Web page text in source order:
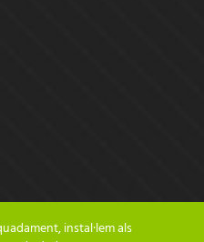
instal·lem als